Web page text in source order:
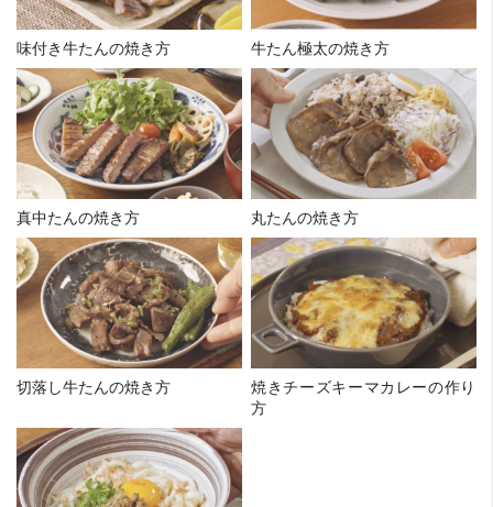
味付き牛たんの焼き方 牛たん極太の焼き方
真中たんの焼き方 丸たんの焼き方
切落し牛たんの焼き方
焼きチーズキーマカレーの作り
方